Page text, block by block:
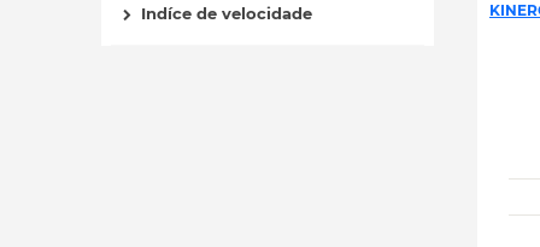
Indíce de velocidade